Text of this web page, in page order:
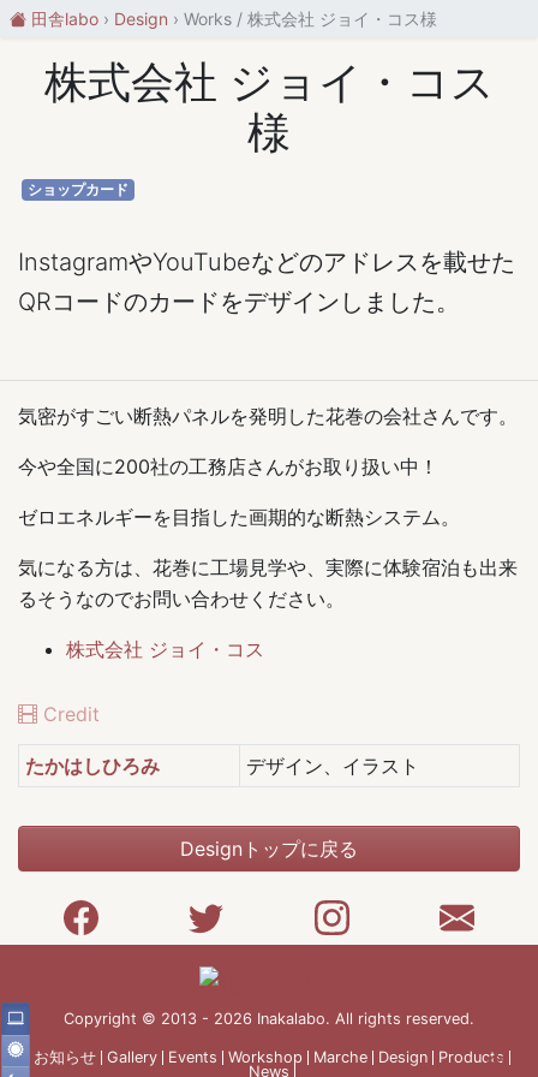
田舎labo Design Works / 株式会社 ジョイ・コス様
株式会社 ジョイ・コス
様
ショップカード
InstagramやYouTubeなどのアドレスを載せた
QRコードのカードをデザインしました。
気密がすごい断熱パネルを発明した花巻の会社さんです。
今や全国に200社の工務店さんがお取り扱い中！
ゼロエネルギーを目指した画期的な断熱システム。
気になる方は、花巻に工場見学や、実際に体験宿泊も出来
るそうなのでお問い合わせください。
株式会社 ジョイ・コス
Credit
たかはしひろみ デザイン、イラスト
Designトップに戻る
Copyright © 2013 - 2026 Inakalabo. All rights reserved.
お知らせ Gallery Events Workshop Marche Design
Products
News